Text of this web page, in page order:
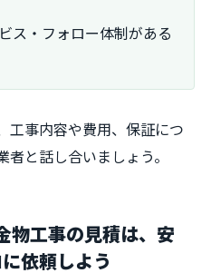
ス・フォロー体制がある
工事内容や費用、保証につ
と話し合いましょう。
物工事の見積は、安
依頼しよう